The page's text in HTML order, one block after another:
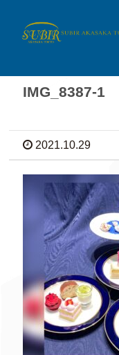
IMG_8387-1
2021.10.29